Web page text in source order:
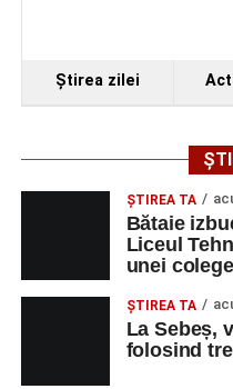
Ştirea zilei
ŞTIREA TA
Bătaie
Liceul
unei colege
ŞTIREA TA
La Sebeș,
folosind